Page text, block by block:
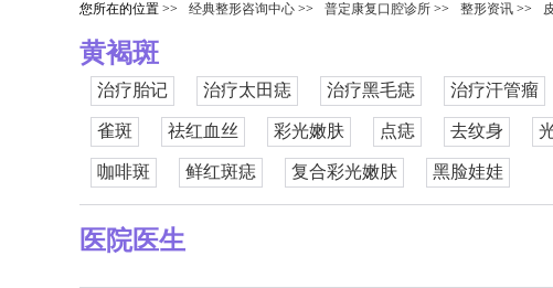
您所在的位置 >> 经典整形咨询中心 >> 普定康复口腔诊所 >> 整形资讯 >>
黄褐斑
治疗胎记 治疗太田痣 治疗黑毛痣 治疗汗管瘤
雀斑 祛红血丝 彩光嫩肤 点痣 去纹身
咖啡斑 鲜红斑痣 复合彩光嫩肤 黑脸娃娃
医院医生